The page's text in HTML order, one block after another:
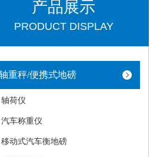
产品展示
PRODUCT DISPLAY
重秤/便携式地磅
轴荷仪
汽车称重仪
移动式汽车衡地磅